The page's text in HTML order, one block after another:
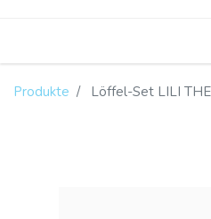
Produkte Löffel-Set LILI